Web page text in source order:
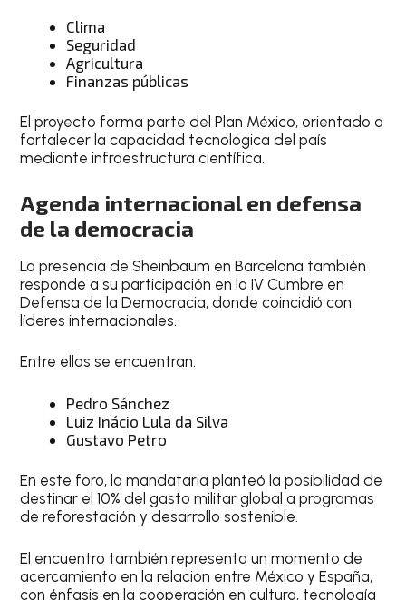
Clima
Seguridad
Agricultura
Finanzas públicas
El proyecto forma parte del Plan México, orientado a
fortalecer la capacidad tecnológica del país
mediante infraestructura científica.
Agenda internacional en defensa
de la democracia
La presencia de Sheinbaum en Barcelona también
responde a su participación en la IV Cumbre en
Defensa de la Democracia, donde coincidió con
líderes internacionales.
Entre ellos se encuentran:
Pedro Sánchez
Luiz Inácio Lula da Silva
Gustavo Petro
En este foro, la mandataria planteó la posibilidad de
destinar el 10% del gasto militar global a programas
de reforestación y desarrollo sostenible.
El encuentro también representa un momento de
acercamiento en la relación entre México y España,
con énfasis en la cooperación en cultura, tecnología